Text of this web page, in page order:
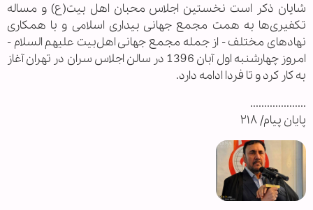
شایان ذکر است نخستین اجلاس محبان اهل بیت(ع) و مساله
تکفیری‌ها به همت مجمع جهانی بیداری اسلامی و با همکاری
نهادهای مختلف - از جمله مجمع جهانی اهل‌بیت علیهم السلام -
امروز چهارشنبه اول آبان 1396 در سالن اجلاس سران در تهران آغاز
به کار کرد و تا فردا ادامه دارد.
....................
پایان پیام/ ۲۱۸